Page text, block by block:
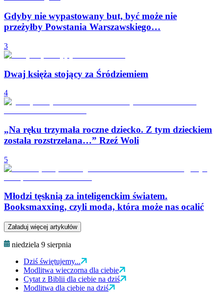
Gdyby nie wypastowany but, być może nie
przeżyłby Powstania Warszawskiego…
3
Dwaj księża stojący za Śródziemiem
4
„Na ręku trzymała roczne dziecko. Z tym dzieckiem
została rozstrzelana…” Rzeź Woli
5
Młodzi tęsknią za inteligenckim światem.
Booksmaxxing, czyli moda, która może nas ocalić
Załaduj więcej artykułów
niedziela 9 sierpnia
Dziś świętujemy...
Modlitwa wieczorna dla ciebie
Cytat z Biblii dla ciebie na dziś
Modlitwa dla ciebie na dziś